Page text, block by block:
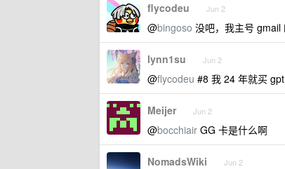
flycodeu Jun 2
@bingoso 没吧，我主号 gmail
lynn1su Jun 2
@flycodeu #8 我 24 年就买
Meijer Jun 2
@bocchiair GG 卡是什么啊
NomadsWiki Jun 2